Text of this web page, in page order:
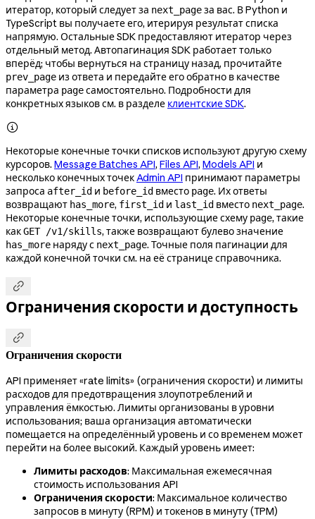
итератор, который следует за next_pageза вас. В Python и
TypeScript вы получаете его, итерируя результат списка
напрямую. Остальные SDK предоставляют итератор через
отдельный метод. Автопагинация SDK работает только
вперёд; чтобы вернуться на страницу назад, прочитайте
prev_page из ответа и передайте его обратно в качестве
параметра pageсамостоятельно. Подробности для
конкретных языков см. в разделе клиентские SDK.

Некоторые конечные точки списков используют другую схему
курсоров. Message Batches API, Files API, Models API и
несколько конечных точекAdmin API принимают параметры
запроса after_id и before_id вместо page. Их ответы
возвращают has_more, first_id и last_id вместо next_page.
Некоторые конечные точки, использующие схему page, такие
какGET /v1/skills, также возвращают булево значение
has_more наряду с next_page. Точные поля пагинации для
каждой конечной точки см. на её странице справочника.

Ограничения скорости и доступность

Ограничения скорости
API применяет «rate limits» (ограничения скорости) и лимиты
расходов для предотвращения злоупотреблений и
управления ёмкостью. Лимиты организованы в уровни
использования; ваша организация автоматически
помещается на определённый уровень и со временем может
перейти на более высокий. Каждый уровень имеет:
Лимиты расходов: Максимальная ежемесячная
стоимость использования API
Ограничения скорости: Максимальное количество
запросов в минуту (RPM) и токенов в минуту (TPM)